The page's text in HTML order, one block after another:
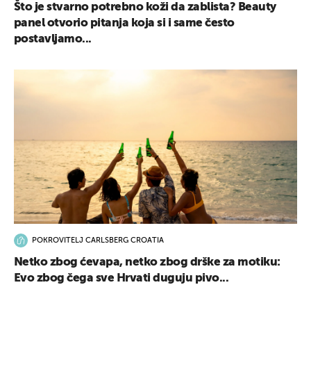
Što je stvarno potrebno koži da zablista? Beauty
panel otvorio pitanja koja si i same često
postavljamo...
POKROVITELJ CARLSBERG CROATIA
Netko zbog ćevapa, netko zbog drške za motiku:
Evo zbog čega sve Hrvati duguju pivo...
UKLJUČITE NOTIFIKACIJE